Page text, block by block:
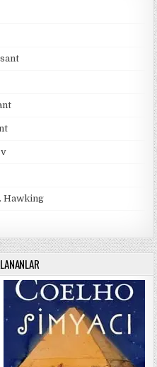
Hawking